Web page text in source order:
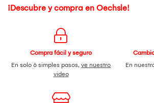
¡Descubre y compra en Oechsle!
Compra fácil y seguro
En solo 6 simples pasos, ve nuestro
video
En